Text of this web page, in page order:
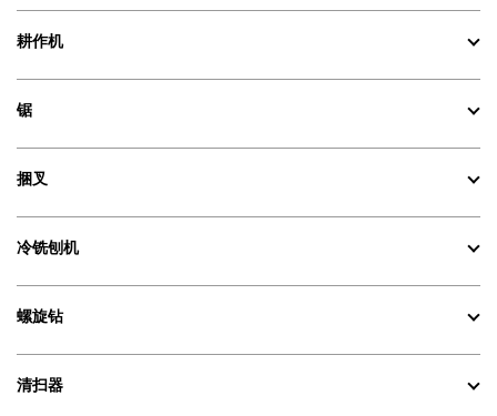
耕作机
锯
捆叉
冷铣刨机
螺旋钻
清扫器